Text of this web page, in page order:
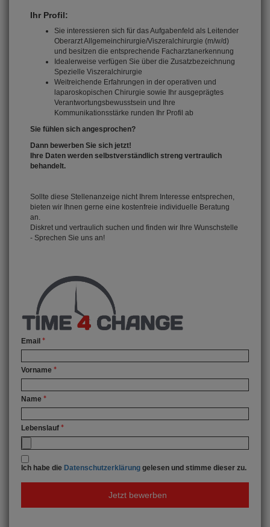
Ihr Profil:
Sie interessieren sich für das Aufgabenfeld als Leitender
Oberarzt Allgemeinchirurgie/Viszeralchirurgie (m/w/d)
und besitzen die entsprechende Facharztanerkennung
Idealerweise verfügen Sie über die Zusatzbezeichnung
Spezielle Viszeralchirurgie
Weitreichende Erfahrungen in der operativen und
laparoskopischen Chirurgie sowie Ihr ausgeprägtes
Verantwortungsbewusstsein und Ihre
Kommunikationsstärke runden Ihr Profil ab
Sie fühlen sich angesprochen?
Dann bewerben Sie sich jetzt!
Ihre Daten werden selbstverständlich streng vertraulich
behandelt.
Sollte diese Stellenanzeige nicht Ihrem Interesse entsprechen,
bieten wir Ihnen gerne eine kostenfreie individuelle Beratung
an.
Diskret und vertraulich suchen und finden wir Ihre Wunschstelle
- Sprechen Sie uns an!
Email
Vorname
Name
Lebenslauf
Ich habe die Datenschutzerklärung gelesen und stimme dieser zu.
Jetzt bewerben